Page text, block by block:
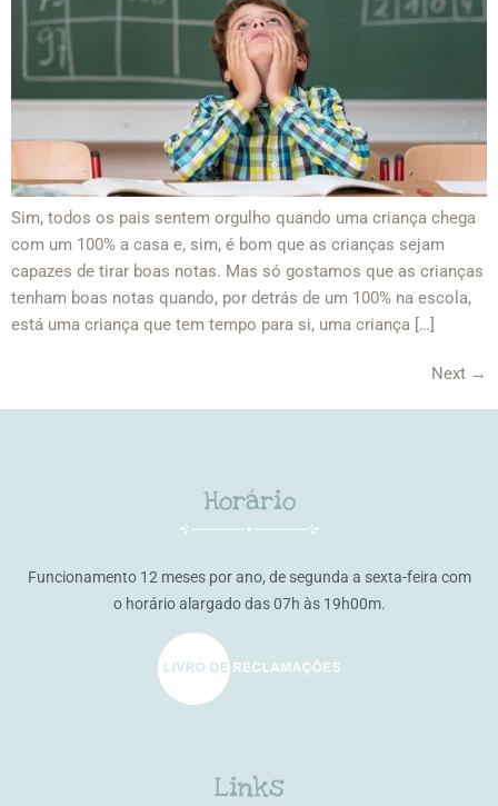
Sim, todos os pais sentem orgulho quando uma criança chega
com um 100% a casa e, sim, é bom que as crianças sejam
capazes de tirar boas notas. Mas só gostamos que as crianças
tenham boas notas quando, por detrás de um 100% na escola,
está uma criança que tem tempo para si, uma criança […]
Next →
Horário
Funcionamento 12 meses por ano, de segunda a sexta-feira com
o horário alargado das 07h às 19h00m.
Links